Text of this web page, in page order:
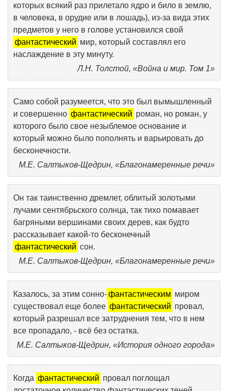
которых всякий раз прилетало ядро и било в землю,
в человека, в орудие или в лошадь), из-за вида этих
предметов у него в голове установился свой
фантастический мир, который составлял его
наслаждение в эту минуту.
Л.Н. Толстой, «Война и мир. Том 1»
Само собой разумеется, что это был вымышленный
и совершенно фантастический роман, но роман, у
которого было свое незыблемое основание и
который можно было пополнять и варьировать до
бесконечности.
М.Е. Салтыков-Щедрин, «Благонамеренные речи»
Он так таинственно дремлет, облитый золотыми
лучами сентябрьского солнца, так тихо помавает
багряными вершинами своих дерев, как будто
рассказывает какой-то бесконечный
фантастический сон.
М.Е. Салтыков-Щедрин, «Благонамеренные речи»
Казалось, за этим сонно-фантастическим миром
существовал еще более фантастический провал,
который разрешал все затруднения тем, что в нем
все пропадало, - всё без остатка.
М.Е. Салтыков-Щедрин, «История одного города»
Когда фантастический провал поглощал